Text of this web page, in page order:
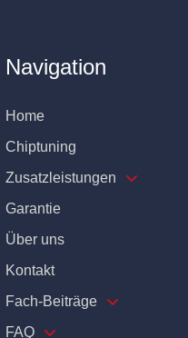
Navigation
Home
Chiptuning
Zusatzleistungen
Garantie
Über uns
Kontakt
Fach-Beiträge
FAQ